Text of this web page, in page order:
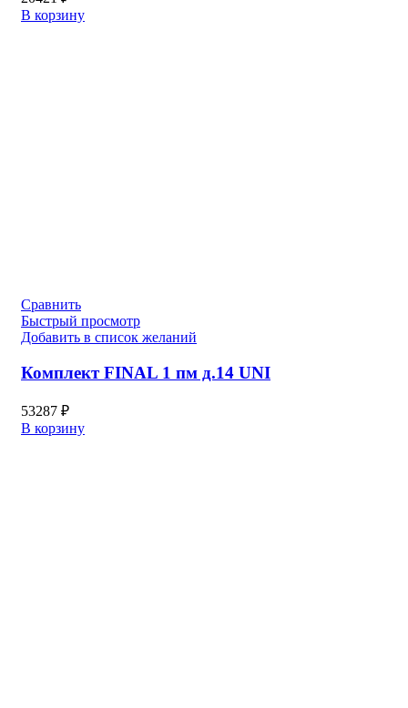
В корзину
Сравнить
Быстрый просмотр
Добавить в список желаний
Комплект FINAL 1 пм д.14 UNI
53287 ₽
В корзину